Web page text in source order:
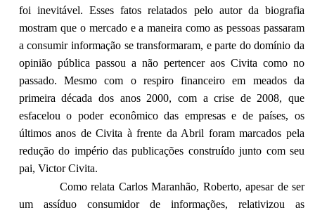
foi inevitável. Esses fatos relatados pelo autor da biografia
mostram que o mercado e a maneira como as pessoas passaram
a consumir informação se transformaram, e parte do domínio da
opinião pública passou a não pertencer aos Civita como no
passado. Mesmo com o respiro financeiro em meados da
primeira década dos anos 2000, com a crise de 2008, que
esfacelou o poder econômico das empresas e de países, os
últimos anos de Civita à frente da Abril foram marcados pela
redução do império das publicações construído junto com seu
pai, Victor Civita.
Como relata Carlos Maranhão, Roberto, apesar de ser
um assíduo consumidor de informações, relativizou as